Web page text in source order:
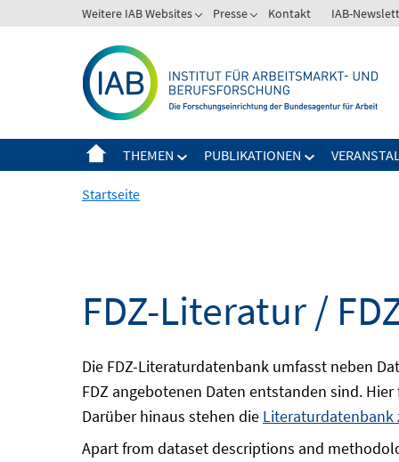
zum
Weitere IAB Websites Presse Kontakt IAB-
THEMEN PUBLIKATIONEN
Startseite
FDZ-Literatur /
Die FDZ-Literaturdatenbank umfasst neben
FDZ angebotenen Daten entstanden sind. Hier
Darüber hinaus stehen die Literaturdatenbank
Apart from dataset descriptions and